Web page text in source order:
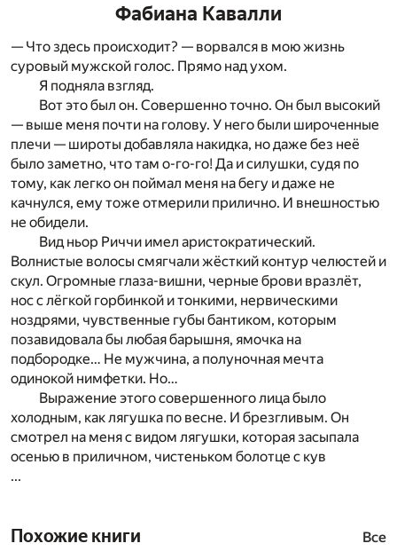
Фабиана Кавалли
— Что здесь происходит? — ворвался в мою жизнь
суровый мужской голос. Прямо над ухом.
Я подняла взгляд.
Вот это был он. Совершенно точно. Он был высокий
— выше меня почти на голову. У него были широченные
плечи — широты добавляла накидка, но даже без неё
было заметно, что там о-го-го! Да и силушки, судя по
тому, как легко он поймал меня на бегу и даже не
качнулся, ему тоже отмерили прилично. И внешностью
не обидели.
Вид ньор Риччи имел аристократический.
Волнистые волосы смягчали жёсткий контур челюстей и
скул. Огромные глаза-вишни, черные брови вразлёт,
нос с лёгкой горбинкой и тонкими, нервическими
ноздрями, чувственные губы бантиком, которым
позавидовала бы любая барышня, ямочка на
подбородке… Не мужчина, а полуночная мечта
одинокой нимфетки. Но…
Выражение этого совершенного лица было
холодным, как лягушка по весне. И брезгливым. Он
смотрел на меня с видом лягушки, которая засыпала
осенью в приличном, чистеньком болотце с кув
...
Похожие книги Все